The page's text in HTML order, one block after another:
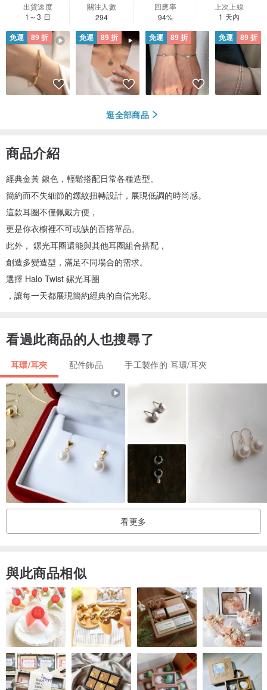
出貨速度
1～3 日
關注人數
294
回應率
94%
上次上線
1 天內
免運 89 折 免運 89 折 免運 89 折 免運 89 折
逛全部商品
商品介紹
經典金黃 銀色，輕鬆搭配日常各種造型。
簡約而不失細節的鏍紋扭轉設計，展現低調的時尚感。
這款耳圈不僅佩戴方便，
更是你衣櫥裡不可或缺的百搭單品。
此外， 鏍光耳圈還能與其他耳圈組合搭配，
創造多變造型，滿足不同場合的需求。
選擇 Halo Twist 鏍光耳圈
，讓每一天都展現簡約經典的自信光彩。
看過此商品的人也搜尋了
耳環/耳夾 配件飾品 手工製作的 耳環/耳夾
看更多
與此商品相似